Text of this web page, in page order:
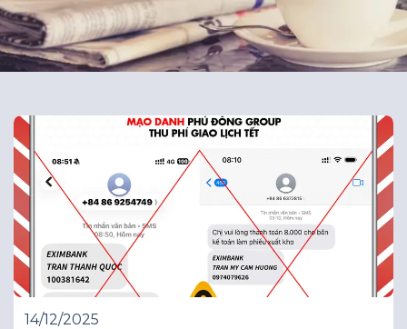
14/12/2025